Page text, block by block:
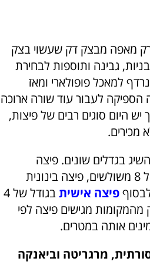
מאפה מבצק דק שעשוי בצק
גבינה ותוספות לבחירת
למאכל פופולארי ומאז
הספיקה לעבור עוד שורה ארוכה
יש היום סוגים רבים של פיצות,
מכירים.
בגדלים שונים. פיצה
משפחתית היא בגודל של 8 משולשים, פיצה בינונית
פיצה אישית
בגודל של 4
מגישים פיצה לפי
אותה במטרים.
מרגריטה וביאנקה